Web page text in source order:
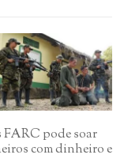
FARC pode soar
com dinheiro e